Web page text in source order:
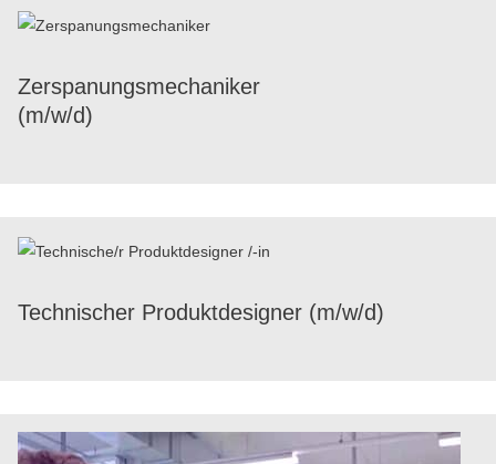
Zerspa­nungs­me­cha­ni­ker
(m/​w/​d)
Tech­ni­scher Produkt­de­si­gner (m/​w/​d)